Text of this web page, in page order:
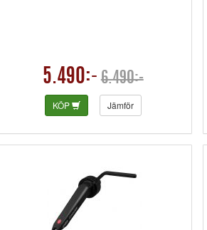
5.490:- 6.490:-
KÖP Jämför